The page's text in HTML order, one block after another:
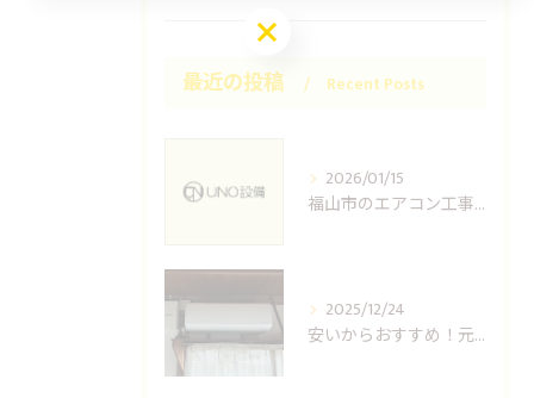
最近の投稿 Recent Posts
2026/01/15
福山市のエアコン工事ならUNO設備へどうぞ
2025/12/24
安いからおすすめ！元消防士の倉敷エアコン取り付け業者はUNO設備へ！
お問い合わせはこちら